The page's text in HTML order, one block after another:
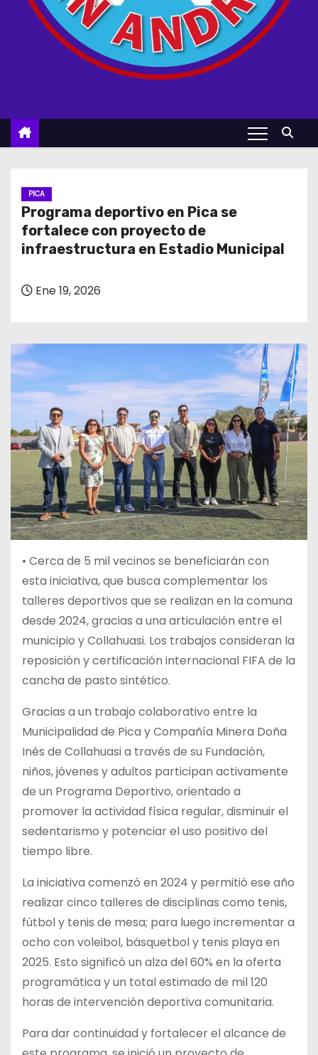
PICA
Programa deportivo en Pica se
fortalece con proyecto de
infraestructura en Estadio Municipal
Ene 19, 2026
• Cerca de 5 mil vecinos se beneficiarán con
esta iniciativa, que busca complementar los
talleres deportivos que se realizan en la comuna
desde 2024, gracias a una articulación entre el
municipio y Collahuasi. Los trabajos consideran la
reposición y certificación internacional FIFA de la
cancha de pasto sintético.
Gracias a un trabajo colaborativo entre la
Municipalidad de Pica y Compañía Minera Doña
Inés de Collahuasi a través de su Fundación,
niños, jóvenes y adultos participan activamente
de un Programa Deportivo, orientado a
promover la actividad física regular, disminuir el
sedentarismo y potenciar el uso positivo del
tiempo libre.
La iniciativa comenzó en 2024 y permitió ese año
realizar cinco talleres de disciplinas como tenis,
fútbol y tenis de mesa; para luego incrementar a
ocho con voleibol, básquetbol y tenis playa en
2025. Esto significó un alza del 60% en la oferta
programática y un total estimado de mil 120
horas de intervención deportiva comunitaria.
Para dar continuidad y fortalecer el alcance de